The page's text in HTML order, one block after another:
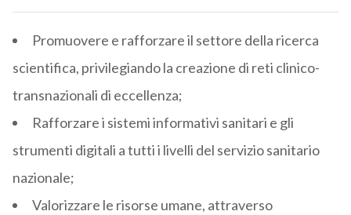
Promuovere e rafforzare il settore della ricerca
scientifica, privilegiando la creazione di reti clinico-
transnazionali di eccellenza;
Rafforzare i sistemi informativi sanitari e gli
strumenti digitali a tutti i livelli del servizio sanitario
nazionale;
Valorizzare le risorse umane, attraverso